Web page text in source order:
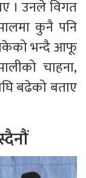
। उनले विगत
कुनै पनि
भन्दै आफू
चाहना,
बढेको बताए